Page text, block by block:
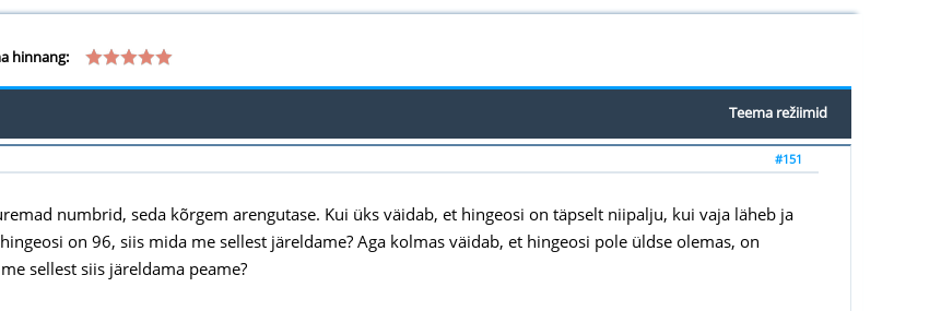
hinnang:
Teema režiimid
#151
numbrid, seda kõrgem arengutase. Kui üks väidab, et hingeosi on täpselt niipalju, kui vaja läheb ja
on 96, siis mida me sellest järeldame? Aga kolmas väidab, et hingeosi pole üldse olemas, on
sellest siis järeldama peame?